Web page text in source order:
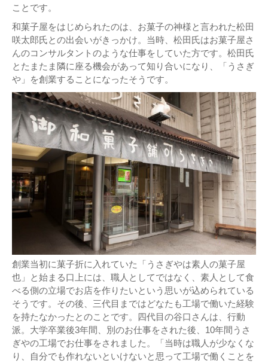
ことです。
和菓子屋をはじめられたのは、お菓子の神様と言われた松田
咲太郎氏との出会いがきっかけ。当時、松田氏はお菓子屋さ
んのコンサルタントのような仕事をしていた方です。松田氏
とたまたま隣に座る機会があって知り合いになり、「うさぎ
や」を創業することになったそうです。
創業当初に菓子折に入れていた「うさぎやは素人の菓子屋
也」と始まる口上には、職人としてではなく、素人として食
べる側の立場でお店を作りたいという思いが込められている
そうです。その後、三代目まではどなたも工場で働いた経験
を持たなかったとのことです。四代目の谷口さんは、行動
派。大学卒業後3年間、別のお仕事をされた後、10年間うさ
ぎやの工場でお仕事をされました。「当時は職人が少なくな
り、自分でも作れないといけないと思って工場で働くことを